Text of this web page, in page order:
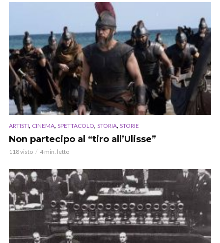
ARTISTI, CINEMA, SPETTACOLO, STORIA, STORIE
Non partecipo al “tiro all’Ulisse”
118 visto 4 min. letto